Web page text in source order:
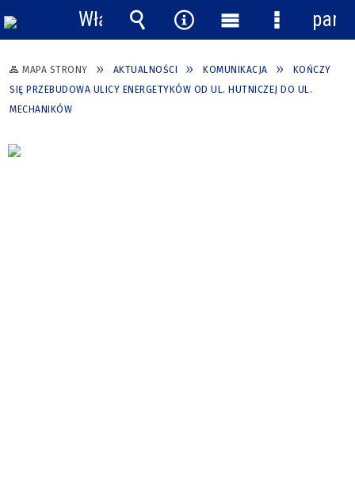
MAPA STRONY AKTUALNOŚCI KOMUNIKACJA
KOŃCZY
SIĘ PRZEBUDOWA ULICY ENERGETYKÓW OD UL. HUTNICZEJ DO UL.
MECHANIKÓW
Włącz
powiadomienia
Wyszukiwarka
Narzędzia
Menu
główne
Menu
panel